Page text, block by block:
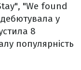
"We found
у
8
популярність